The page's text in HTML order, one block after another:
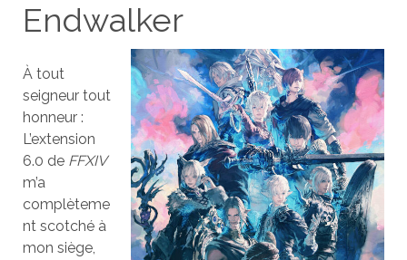
Endwalker
À tout
seigneur tout
honneur :
L’extension
6.0 de FFXIV
m’a
complèteme
nt scotché à
mon siège,